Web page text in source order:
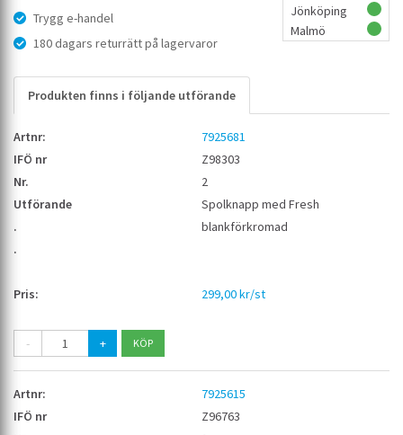
Trygg e-handel
180 dagars returrätt på lagervaror
Jönköping
Malmö
Produkten finns i följande utförande
7925681
Z98303
2
Spolknapp med Fresh
blankförkromad
299,00 kr/st
- +
7925615
Z96763